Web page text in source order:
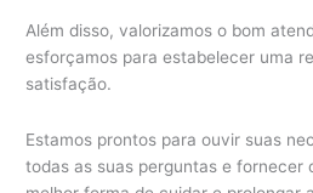
Além disso, valorizamos o bom
esforçamos para estabelecer uma
satisfação.
Estamos prontos para ouvir suas
todas as suas perguntas e fornecer